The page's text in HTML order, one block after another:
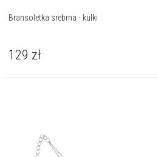
Bransoletka srebrna - kulki
129 zł